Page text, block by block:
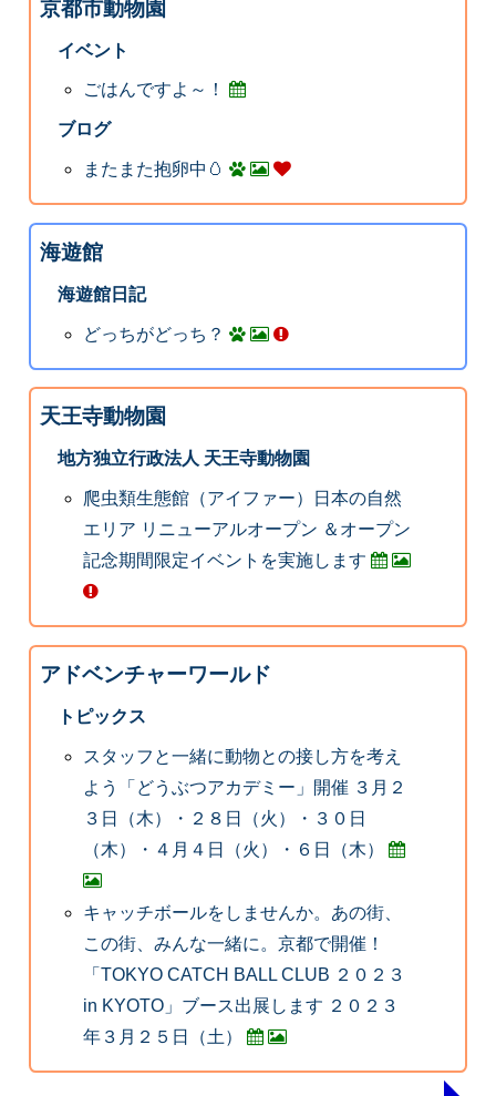
京都市動物園
イベント
ごはんですよ～！
ブログ
またまた抱卵中🥚
海遊館
海遊館日記
どっちがどっち？
天王寺動物園
地方独立行政法人 天王寺動物園
爬虫類生態館（アイファー）日本の自然
エリア リニューアルオープン ＆オープン
記念期間限定イベントを実施します
アドベンチャーワールド
トピックス
スタッフと一緒に動物との接し方を考え
よう「どうぶつアカデミー」開催 ３月２
３日（木）・２８日（火）・３０日
（木）・４月４日（火）・６日（木）
キャッチボールをしませんか。あの街、
この街、みんな一緒に。京都で開催！
「TOKYO CATCH BALL CLUB ２０２３
in KYOTO」ブース出展します ２０２３
年３月２５日（土）